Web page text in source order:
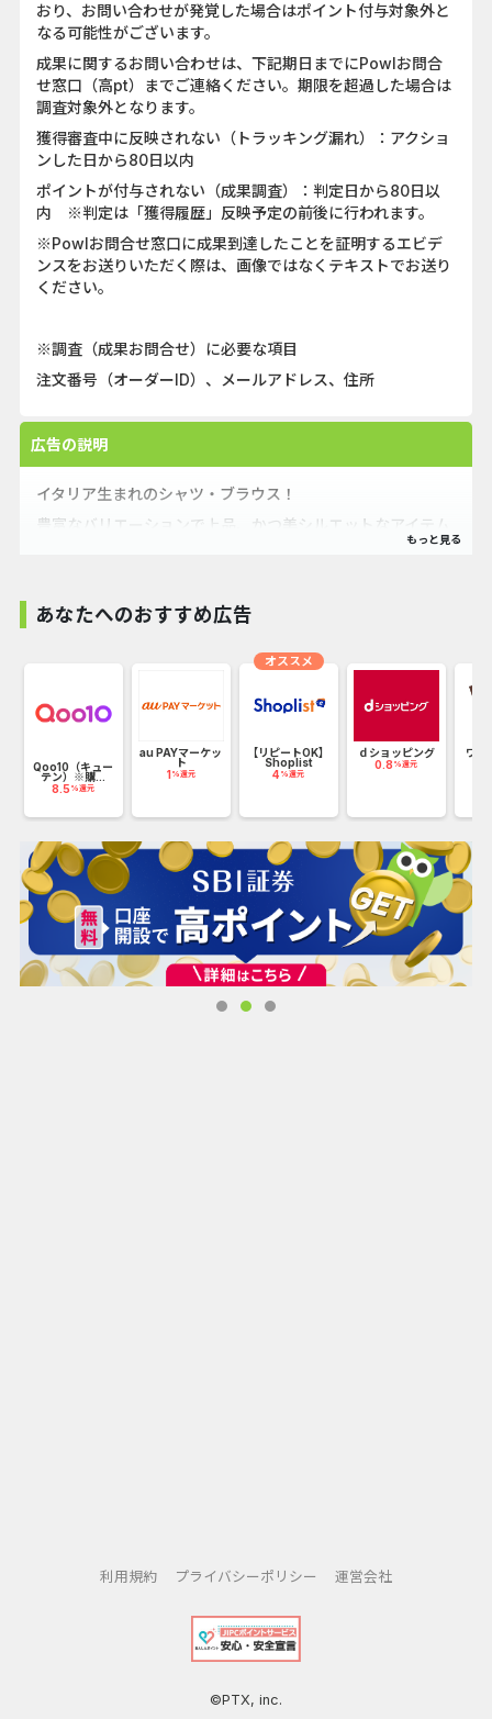
おり、お問い合わせが発覚した場合はポイント付与対象外と
なる可能性がございます。
成果に関するお問い合わせは、下記期日までにPowlお問合
せ窓口（高pt）までご連絡ください。期限を超過した場合は
調査対象外となります。
獲得審査中に反映されない（トラッキング漏れ）：アクショ
ンした日から80日以内
ポイントが付与されない（成果調査）：判定日から80日以
内 ※判定は「獲得履歴」反映予定の前後に行われます。
※Powlお問合せ窓口に成果到達したことを証明するエビデ
ンスをお送りいただく際は、画像ではなくテキストでお送り
ください。
※調査（成果お問合せ）に必要な項目
注文番号（オーダーID）、メールアドレス、住所
広告の説明
イタリア生まれのシャツ・ブラウス！
豊富なバリエーションで上品、かつ美シルエットなアイテム
にも、フォーマルの場でも大活躍。
あなたへのおすすめ広告
Qoo10（キュー
テン）※購...
8.5 %還元
au PAYマーケッ
ト
1 %還元
【リピートOK】
Shoplist
4 %還元
オススメ
ｄショッピング
0.8 %還元
ワッ
利用規約 プライバシーポリシー 運営会社
©PTX, inc.